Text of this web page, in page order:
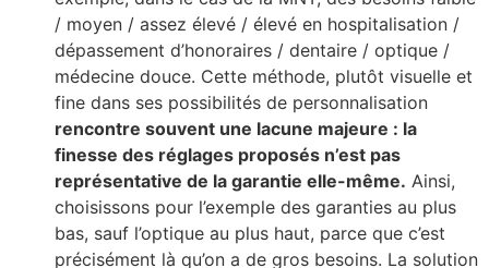
/ moyen / assez élevé / élevé en hospitalisation /
dépassement d’honoraires / dentaire / optique /
médecine douce. Cette méthode, plutôt visuelle et
fine dans ses possibilités de personnalisation
rencontre souvent une lacune majeure : la
finesse des réglages proposés n’est pas
représentative de la garantie elle-même. Ainsi,
choisissons pour l’exemple des garanties au plus
bas, sauf l’optique au plus haut, parce que c’est
précisément là qu’on a de gros besoins. La solution